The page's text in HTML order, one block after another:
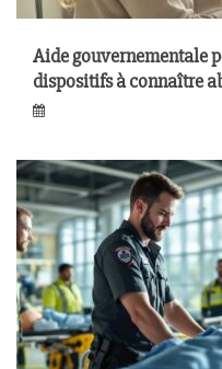
Aide gouvernementale
dispositifs à connaître